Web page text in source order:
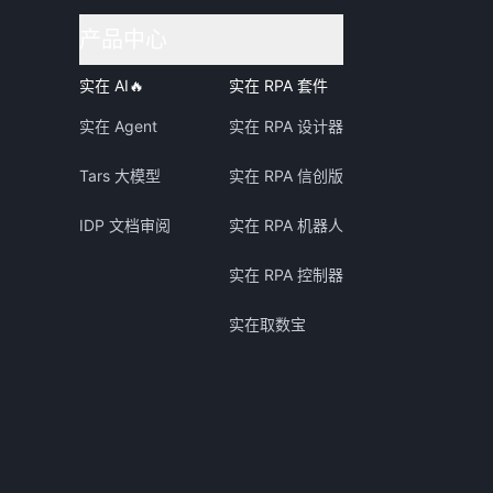
实在 AI🔥
实在 Agent
Tars 大模型
IDP 文档审阅
实在 RPA 套件
实在 RPA 设计器
实在 RPA 信创版
实在 RPA 机器人
实在 RPA 控制器
实在取数宝